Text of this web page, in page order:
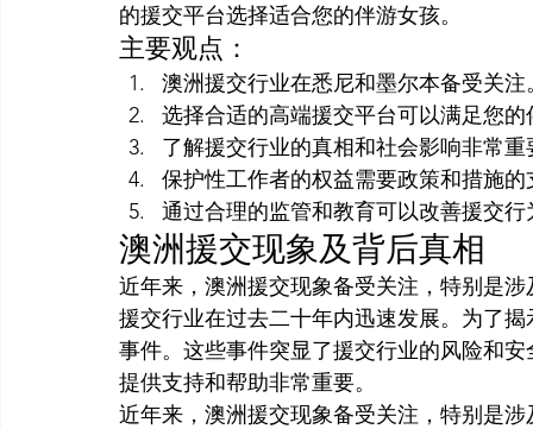
的援交平台选择适合您的伴游女孩。
主要观点：
澳洲援交行业在悉尼和墨尔本备受关注
选择合适的高端援交平台可以满足您的
了解援交行业的真相和社会影响非常重
保护性工作者的权益需要政策和措施的
通过合理的监管和教育可以改善援交
澳洲援交现象及背后真相
近年来，澳洲援交现象备受关注，特别是
援交行业在过去二十年内迅速发展。为了
事件。这些事件突显了援交行业的风险和
提供支持和帮助非常重要。
近年来，澳洲援交现象备受关注，特别是